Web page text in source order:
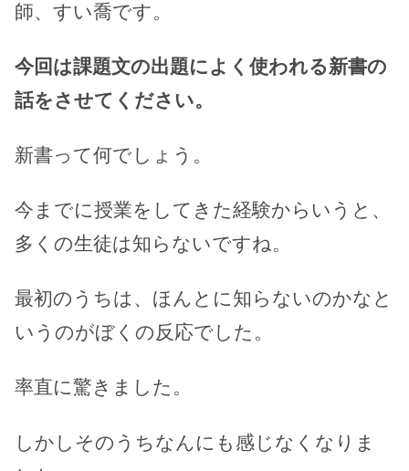
師、すい喬です。
今回は課題文の出題によく使われる新書の
話をさせてください。
新書って何でしょう。
今までに授業をしてきた経験からいうと、
多くの生徒は知らないですね。
最初のうちは、ほんとに知らないのかなと
いうのがぼくの反応でした。
率直に驚きました。
しかしそのうちなんにも感じなくなりま